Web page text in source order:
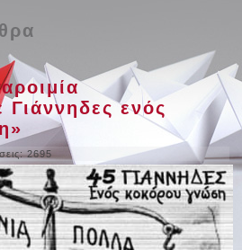
Γιάννηδες ενός
2695